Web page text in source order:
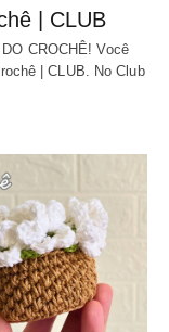
| CLUB
CROCHÊ! Você
| CLUB. No Club